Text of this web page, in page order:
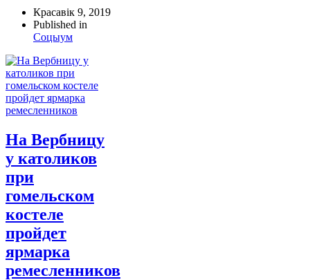
Красавік 9, 2019
Published in
Соцыум
На Вербницу
у католиков
при
гомельском
костеле
пройдет
ярмарка
ремесленников